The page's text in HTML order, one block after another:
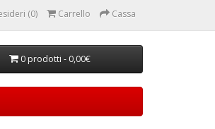
(0) Carrello Cassa
0 prodotti - 0,00€